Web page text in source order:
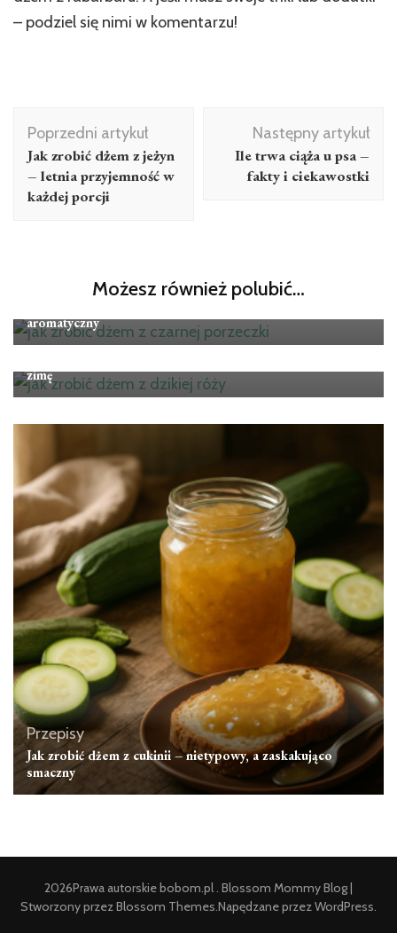
– podziel się nimi w komentarzu!
Nawigacja
wpisu
Poprzedni artykuł
Jak zrobić dżem z jeżyn
– letnia przyjemność w
każdej porcji
Następny artykuł
Ile trwa ciąża u psa –
fakty i ciekawostki
Możesz również polubić…
aromatyczny
Przepisy
zimę
Przepisy
Jak zrobić dżem z cukinii – nietypowy, a zaskakująco
smaczny
2026Prawa autorskiebobom.pl. Blossom Mommy Blog |
Stworzony przezBlossom Themes.Napędzane przezWordPress.